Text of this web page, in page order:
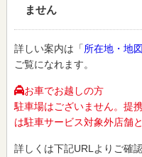
ません
詳しい案内は「所在地・地図
ご覧になれます。
お車でお越しの方
駐車場はございません。提
は駐車サービス対象外店舗
詳しくは下記URLよりご確